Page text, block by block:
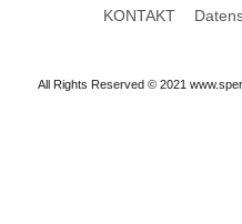
KONTAKT
All Rights Reserved © 2021